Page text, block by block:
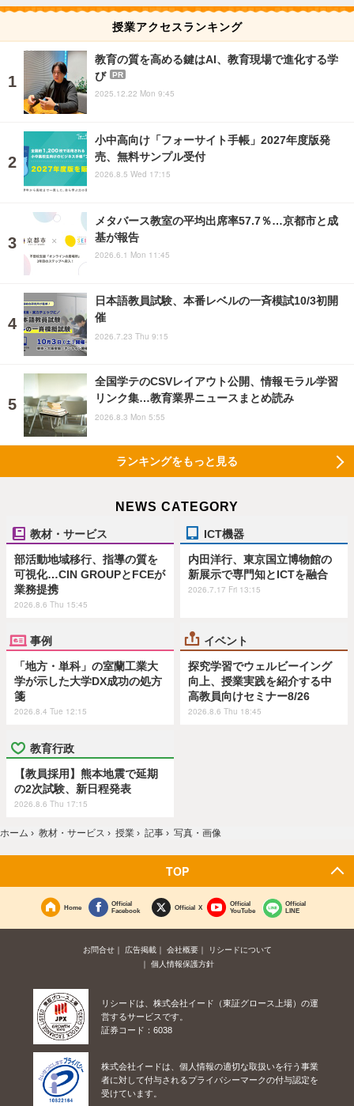
授業アクセスランキング
教育の質を高める鍵はAI、教育現場で進化する学
び
PR
2025.12.22 Mon 9:45
小中高向け「フォーサイト手帳」2027年度版発
売、無料サンプル受付
2026.8.5 Wed 17:15
メタバース教室の平均出席率57.7％…京都市と成
基が報告
2026.6.1 Mon 11:45
日本語教員試験、本番レベルの一斉模試10/3初開
催
2026.7.23 Thu 9:15
全国学テのCSVレイアウト公開、情報モラル学習
リンク集…教育業界ニュースまとめ読み
2026.8.3 Mon 5:55
ランキングをもっと見る
NEWS CATEGORY
教材・サービス
部活動地域移行、指導の質を
可視化…CIN GROUPとFCEが
業務提携
2026.8.6 Thu 15:45
ICT機器
内田洋行、東京国立博物館の
新展示で専門知とICTを融合
2026.7.17 Fri 13:15
事例
「地方・単科」の室蘭工業大
学が示した大学DX成功の処方
箋
2026.8.4 Tue 12:15
イベント
探究学習でウェルビーイング
向上、授業実践を紹介する中
高教員向けセミナー8/26
2026.8.6 Thu 18:45
教育行政
【教員採用】熊本地震で延期
の2次試験、新日程発表
2026.8.6 Thu 17:15
ホーム › 教材・サービス › 授業 › 記事 › 写真・画像
TOP
Home
Official
Facebook
Official X
Official
YouTube
Official
LINE
お問合せ 広告掲載 会社概要
リシードについて
個人情報保護方針
リシードは、株式会社イード（東証グロース上場）の運
営するサービスです。
証券コード：6038
株式会社イードは、個人情報の適切な取扱いを行う事業
者に対して付与されるプライバシーマークの付与認定を
受けています。